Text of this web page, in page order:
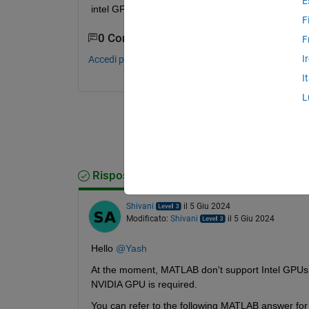
intel GPU on my system but I am uable to
0 Commenti
Accedi per commentare.
Risposta accettata
Shivani
il 5 Giu 2024
Modificato: Shivani il 5 Giu 2024
Hello @Yash
At the moment, MATLAB don't support Intel
NVIDIA GPU is required.
You can refer to the following MATLAB answer